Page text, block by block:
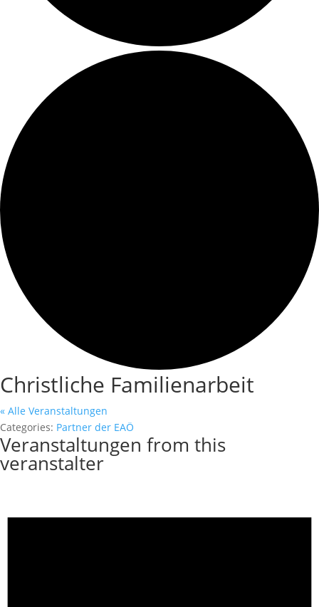
Christliche Familienarbeit
« Alle Veranstaltungen
Categories: Partner der EAÖ
Veranstaltungen from this
veranstalter